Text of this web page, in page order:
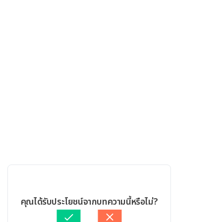
คุณได้รับประโยชน์จากบทความนี้หรือไม่?